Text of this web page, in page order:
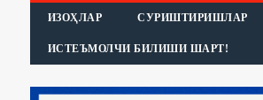
ИЗОҲЛАР СУРИШТИРИШЛАР
ИСТЕЪМОЛЧИ БИЛИШИ ШАРТ!